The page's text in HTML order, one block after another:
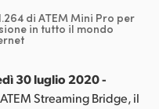
di ATEM Mini Pro per
in tutto il mondo
30 luglio 2020 -
Streaming Bridge, il